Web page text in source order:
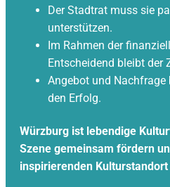
Der Stadtrat muss sie
unterstützen.
Im Rahmen der
Entscheidend bleibt der
Angebot und
den Erfolg.
Würzburg ist lebendige
Szene gemeinsam fördern
inspirierenden